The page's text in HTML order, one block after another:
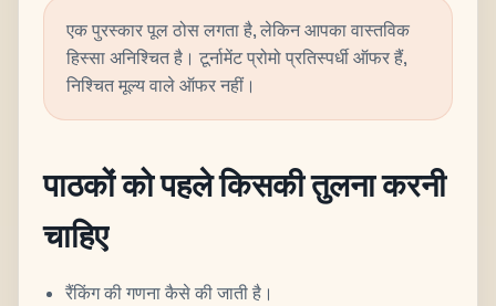
एक पुरस्कार पूल ठोस लगता है, लेकिन आपका वास्तविक
हिस्सा अनिश्चित है। टूर्नामेंट प्रोमो प्रतिस्पर्धी ऑफर हैं,
निश्चित मूल्य वाले ऑफर नहीं।
पाठकों को पहले किसकी तुलना करनी
चाहिए
रैंकिंग की गणना कैसे की जाती है।